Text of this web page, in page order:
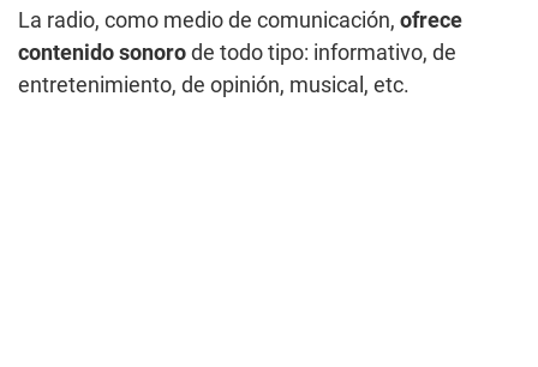
La radio, como medio de comunicación, ofrece
contenido sonoro de todo tipo: informativo, de
entretenimiento, de opinión, musical, etc.